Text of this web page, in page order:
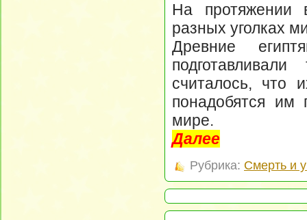
На протяжении
разных уголках
Древние
считалось, что
понадобятся им
мире.
Далее
Рубрика: Смерть и